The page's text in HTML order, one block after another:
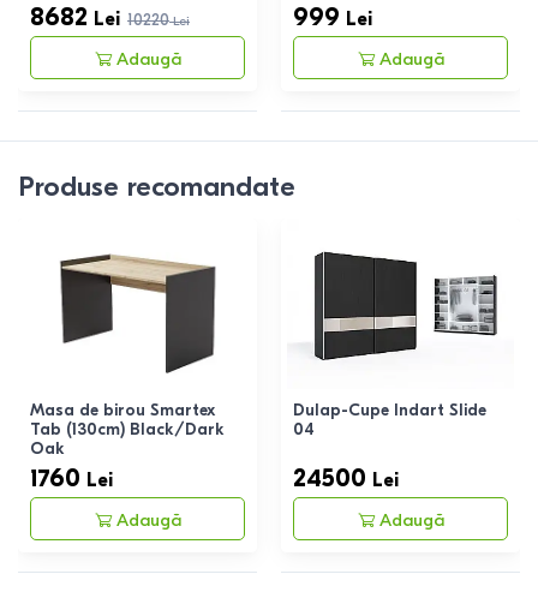
8682 Lei 10220Lei
Adaugă
999 Lei
Adaugă
Produse recomandate
Masa de birou Smartex
Tab (130cm) Black/Dark
Oak
1760 Lei
Adaugă
Dulap-Cupe Indart Slide
04
24500 Lei
Adaugă